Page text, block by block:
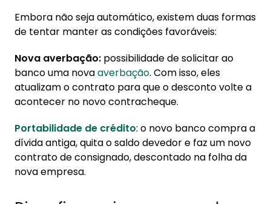
Embora não seja automático, existem duas formas
de tentar manter as condições favoráveis:
Nova averbação: possibilidade de solicitar ao
banco uma novaaverbação. Com isso, eles
atualizam o contrato para que o desconto volte a
acontecer no novo contracheque.
Portabilidade de crédito: o novo banco compra a
dívida antiga, quita o saldo devedor e faz um novo
contrato de consignado, descontado na folha da
nova empresa.